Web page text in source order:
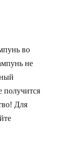
во
не
получится
Для